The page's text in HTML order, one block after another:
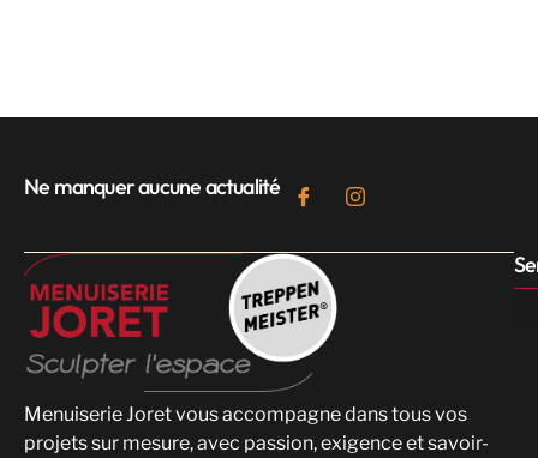
Ne manquer aucune actualité
Menuiserie Joret vous accompagne dans tous vos
projets sur mesure, avec passion, exigence et savoir-